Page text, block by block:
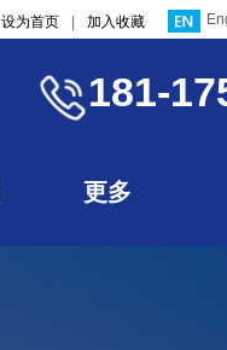
设为首页 加入收藏
181-
更多